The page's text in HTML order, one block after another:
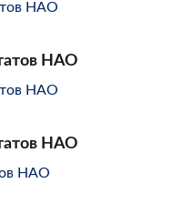
НАО
НАО